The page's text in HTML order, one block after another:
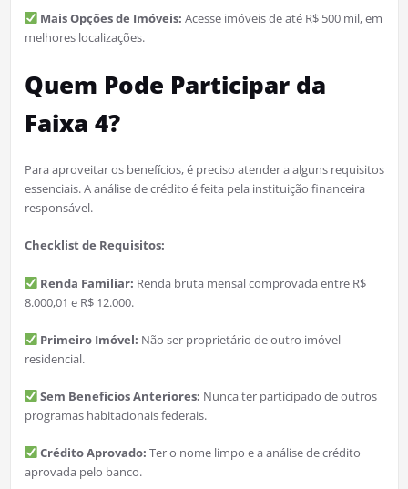
Mais Opções de Imóveis: Acesse imóveis de até R$ 500 mil, em
melhores localizações.
Quem Pode Participar da
Faixa 4?
Para aproveitar os benefícios, é preciso atender a alguns requisitos
essenciais. A análise de crédito é feita pela instituição financeira
responsável.
Checklist de Requisitos:
Renda Familiar: Renda bruta mensal comprovada entre R$
8.000,01 e R$ 12.000.
Primeiro Imóvel: Não ser proprietário de outro imóvel
residencial.
Sem Benefícios Anteriores: Nunca ter participado de outros
programas habitacionais federais.
Crédito Aprovado:Ter o nome limpo e a análise de crédito
aprovada pelo banco.